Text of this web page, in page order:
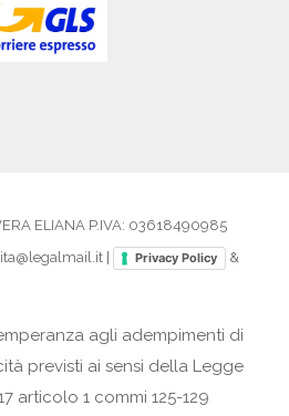
ELIANA P.IVA: 03618490985
|
Privacy Policy &
agli adempimenti di
previsti ai sensi della Legge
articolo 1 commi 125-129